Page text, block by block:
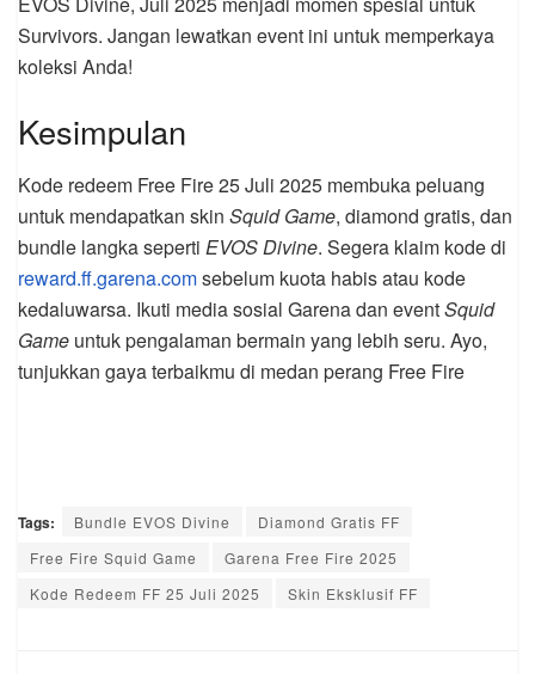
Survivors. Jangan lewatkan event ini untuk memperkaya
koleksi Anda!
Kesimpulan
Kode redeem Free Fire 25 Juli 2025 membuka peluang
untuk mendapatkan skin Squid Game, diamond gratis, dan
bundle langka seperti EVOS Divine. Segera klaim kode di
reward.ff.garena.comsebelum kuota habis atau kode
kedaluwarsa. Ikuti media sosial Garena dan eventSquid
Game untuk pengalaman bermain yang lebih seru. Ayo,
tunjukkan gaya terbaikmu di medan perang Free Fire
Tags: Bundle EVOS Divine
Diamond Gratis FF
Free Fire Squid Game
Garena Free Fire 2025
Kode Redeem FF 25 Juli 2025
Skin Eksklusif FF